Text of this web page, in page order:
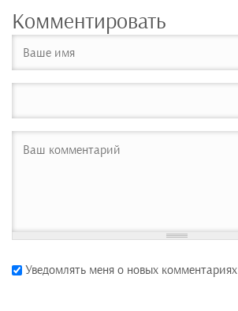
Комментировать
Уведомлять меня о новых комментариях